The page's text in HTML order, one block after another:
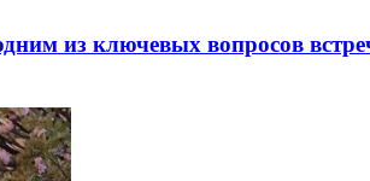
из ключевых вопросов